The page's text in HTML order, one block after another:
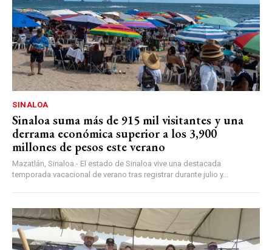
SINALOA
Sinaloa suma más de 915 mil visitantes y una
derrama económica superior a los 3,900
millones de pesos este verano
Mazatlán, Sinaloa.- El estado de Sinaloa vive una destacada
temporada vacacional de verano tras registrar durante julio y...